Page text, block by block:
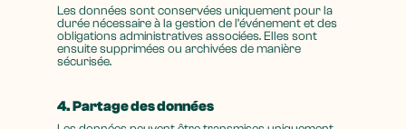
Les données sont conservées uniquement pour la
durée nécessaire à la gestion de l’événement et des
obligations administratives associées. Elles sont
ensuite supprimées ou archivées de manière
sécurisée.
4. Partage des données